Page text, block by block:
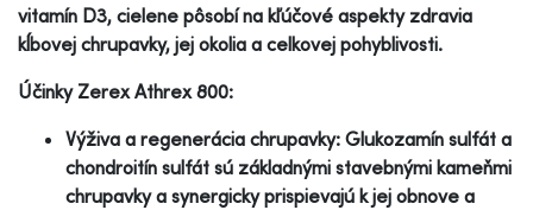
vitamín D3, cielene pôsobí na kľúčové aspekty zdravia
kĺbovej chrupavky, jej okolia a celkovej pohyblivosti.
Účinky Zerex Athrex 800:
Výživa a regenerácia chrupavky: Glukozamín sulfát a
chondroitín sulfát sú základnými stavebnými kameňmi
chrupavky a synergicky prispievajú k jej obnove a